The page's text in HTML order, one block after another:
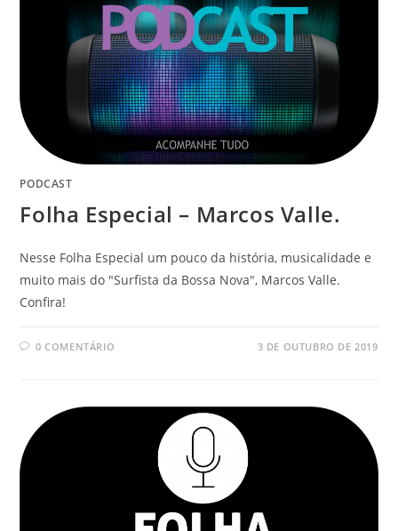
PODCAST
Folha Especial – Marcos Valle.
Nesse Folha Especial um pouco da história, musicalidade e
muito mais do "Surfista da Bossa Nova", Marcos Valle.
Confira!
0 COMENTÁRIO 3 DE OUTUBRO DE 2019